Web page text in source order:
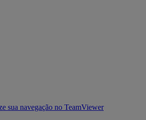
sua navegação no TeamViewer